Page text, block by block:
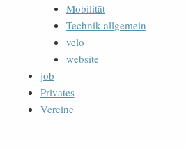
Mobilität
Technik allgemein
velo
website
job
Privates
Vereine